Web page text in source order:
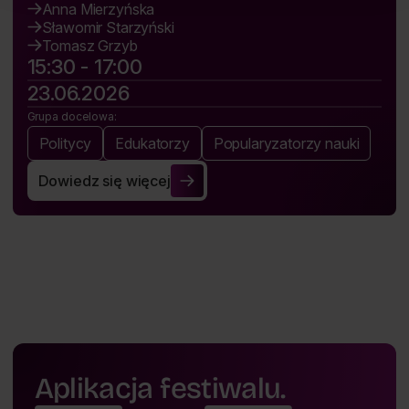
Anna Mierzyńska
Sławomir Starzyński
Tomasz Grzyb
15:30 - 17:00
23.06.2026
Grupa docelowa:
Politycy Edukatorzy Popularyzatorzy nauki
Dowiedz się więcej
Wojna informacyjna: jak dezinformacja kształtuje
Aplikacja festiwalu.